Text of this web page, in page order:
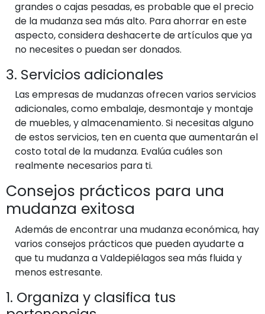
grandes o cajas pesadas, es probable que el precio
de la mudanza sea más alto. Para ahorrar en este
aspecto, considera deshacerte de artículos que ya
no necesites o puedan ser donados.
3. Servicios adicionales
Las empresas de mudanzas ofrecen varios servicios
adicionales, como embalaje, desmontaje y montaje
de muebles, y almacenamiento. Si necesitas alguno
de estos servicios, ten en cuenta que aumentarán el
costo total de la mudanza. Evalúa cuáles son
realmente necesarios para ti.
Consejos prácticos para una
mudanza exitosa
Además de encontrar una mudanza económica, hay
varios consejos prácticos que pueden ayudarte a
que tu mudanza a Valdepiélagos sea más fluida y
menos estresante.
1. Organiza y clasifica tus